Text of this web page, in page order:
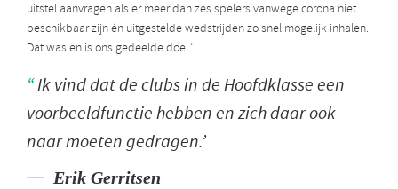
uitstel aanvragen als er meer dan zes spelers vanwege corona niet
beschikbaar zijn én uitgestelde wedstrijden zo snel mogelijk inhalen.
Dat was en is ons gedeelde doel.’
Ik vind dat de clubs in de Hoofdklasse een
voorbeeldfunctie hebben en zich daar ook
naar moeten gedragen.’
Erik Gerritsen